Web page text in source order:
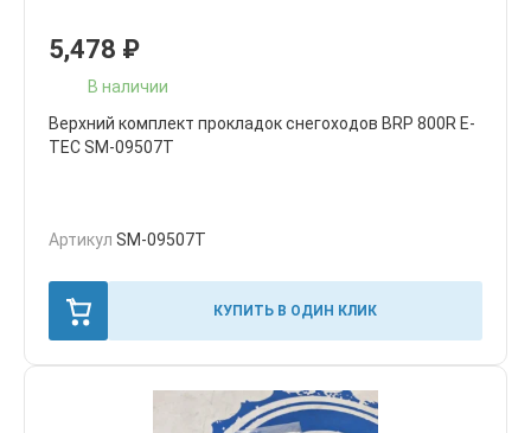
5,478 ₽
В наличии
Верхний комплект прокладок снегоходов BRP 800R E-
TEC SM-09507T
Артикул SM-09507T
КУПИТЬ В ОДИН КЛИК